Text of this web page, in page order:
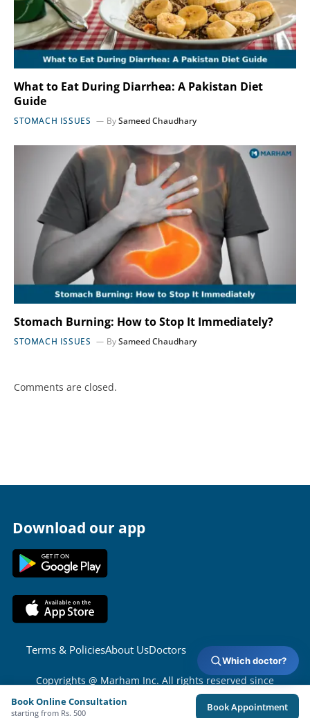
What to Eat During Diarrhea: A Pakistan Diet
Guide
STOMACH ISSUES By Sameed Chaudhary
Stomach Burning: How to Stop It Immediately?
STOMACH ISSUES By Sameed Chaudhary
Comments are closed.
Download our app
Terms & PoliciesAbout UsDoctors
Copyrights @ Marham Inc. All rights reserved since
Book Online Consultation
starting from Rs. 500 Book Appointment
Which doctor?